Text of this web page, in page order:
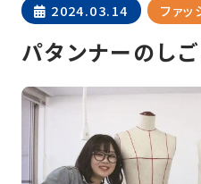
2024.03.14 ファッ
パタンナーのしご